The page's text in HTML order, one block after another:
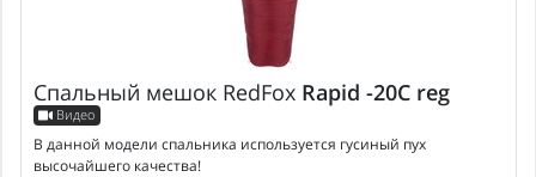
Спальный мешок RedFox Rapid -20C reg
Видео
В данной модели спальника используется гусиный пух
высочайшего качества!